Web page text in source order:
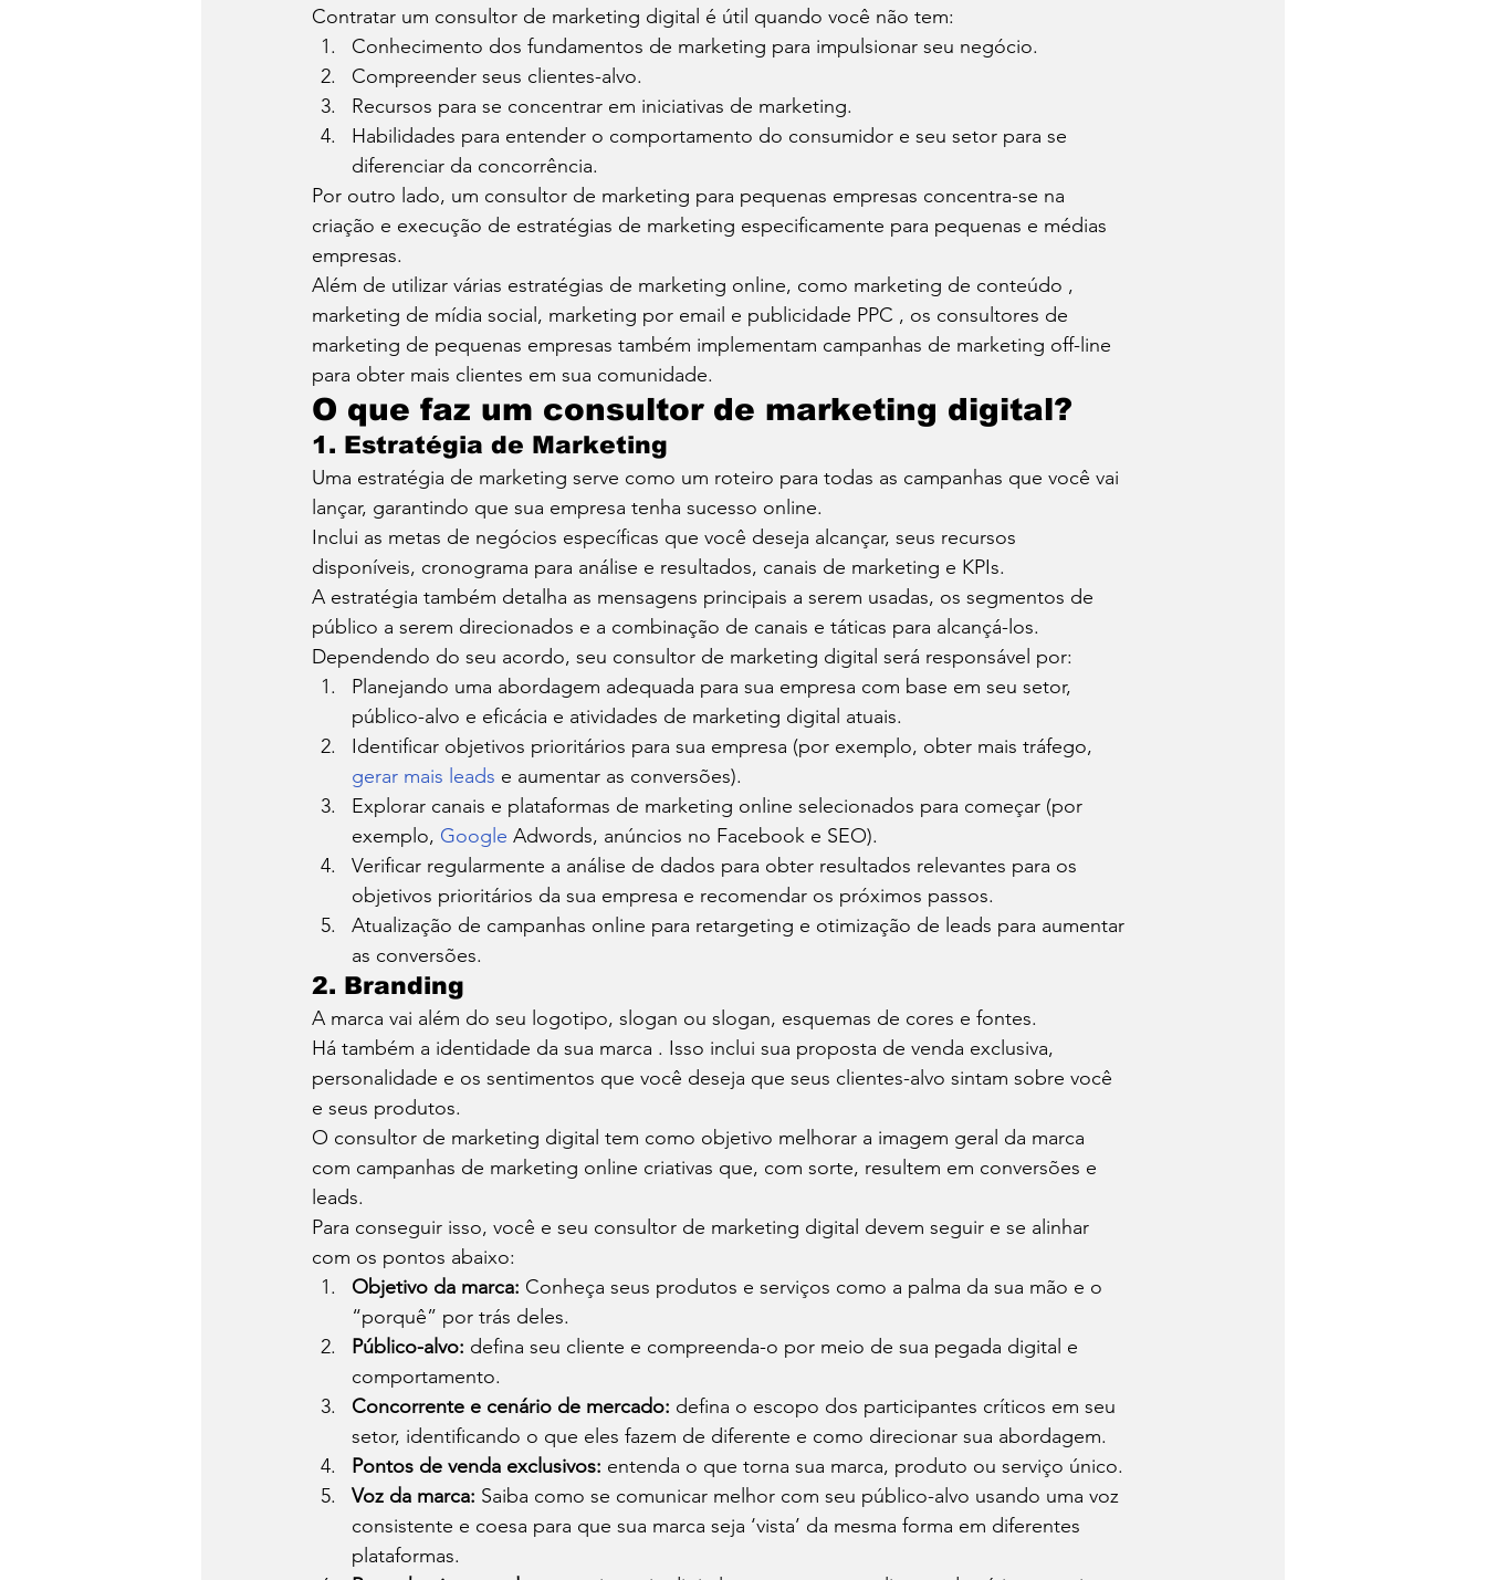
Contratar um consultor de marketing digital é útil quando você não tem:
Conhecimento dos fundamentos de marketing para impulsionar seu negócio.
Compreender seus clientes-alvo.
Recursos para se concentrar em iniciativas de marketing.
Habilidades para entender o comportamento do consumidor e seu setor para se
diferenciar da concorrência.
Por outro lado, um consultor de marketing para pequenas empresas concentra-se na
criação e execução de estratégias de marketing especificamente para pequenas e médias
empresas.
Além de utilizar várias estratégias de marketing online, como marketing de conteúdo ,
marketing de mídia social, marketing por email e publicidade PPC , os consultores de
marketing de pequenas empresas também implementam campanhas de marketing off-line
para obter mais clientes em sua comunidade.
O que faz um consultor de marketing digital?
1. Estratégia de Marketing
Uma estratégia de marketing serve como um roteiro para todas as campanhas que você vai
lançar, garantindo que sua empresa tenha sucesso online.
Inclui as metas de negócios específicas que você deseja alcançar, seus recursos
disponíveis, cronograma para análise e resultados, canais de marketing e KPIs.
A estratégia também detalha as mensagens principais a serem usadas, os segmentos de
público a serem direcionados e a combinação de canais e táticas para alcançá-los.
Dependendo do seu acordo, seu consultor de marketing digital será responsável por:
Planejando uma abordagem adequada para sua empresa com base em seu setor,
público-alvo e eficácia e atividades de marketing digital atuais.
Identificar objetivos prioritários para sua empresa (por exemplo, obter mais tráfego,
gerar mais leads e aumentar as conversões).
Explorar canais e plataformas de marketing online selecionados para começar (por
exemplo, Google Adwords, anúncios no Facebook e SEO).
Verificar regularmente a análise de dados para obter resultados relevantes para os
objetivos prioritários da sua empresa e recomendar os próximos passos.
Atualização de campanhas online para retargeting e otimização de leads para aumentar
as conversões.
2. Branding
A marca vai além do seu logotipo, slogan ou slogan, esquemas de cores e fontes.
Há também a identidade da sua marca . Isso inclui sua proposta de venda exclusiva,
personalidade e os sentimentos que você deseja que seus clientes-alvo sintam sobre você
e seus produtos.
O consultor de marketing digital tem como objetivo melhorar a imagem geral da marca
com campanhas de marketing online criativas que, com sorte, resultem em conversões e
leads.
Para conseguir isso, você e seu consultor de marketing digital devem seguir e se alinhar
com os pontos abaixo:
Objetivo da marca: Conheça seus produtos e serviços como a palma da sua mão e o
“porquê” por trás deles.
Público-alvo: defina seu cliente e compreenda-o por meio de sua pegada digital e
comportamento.
Concorrente e cenário de mercado: defina o escopo dos participantes críticos em seu
setor, identificando o que eles fazem de diferente e como direcionar sua abordagem.
Pontos de venda exclusivos: entenda o que torna sua marca, produto ou serviço único.
Voz da marca: Saiba como se comunicar melhor com seu público-alvo usando uma voz
consistente e coesa para que sua marca seja ‘vista’ da mesma forma em diferentes
plataformas.